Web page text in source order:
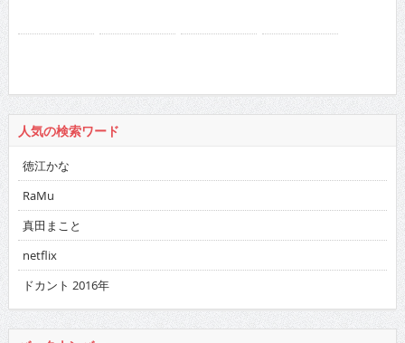
徳江かな
真田まこと
netflix
ドカント 2016年
2026:01 02 03 04 05 06
07